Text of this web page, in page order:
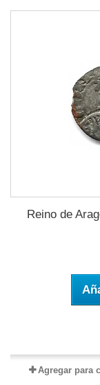
Reino de
Agregar para